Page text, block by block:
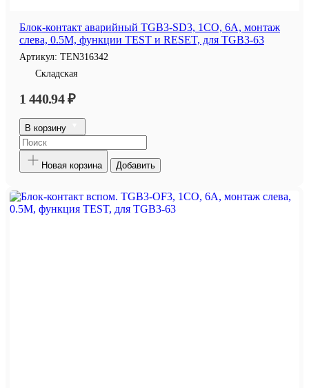
Блок-контакт аварийный TGB3-SD3, 1CO, 6A, монтаж
слева, 0.5M, функции TEST и RESET, для TGB3-63
Артикул: TEN316342
Складская
1 440.94 ₽
В корзину
Новая корзина Добавить